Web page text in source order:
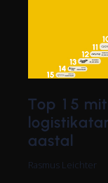
Top 15
aastal
Rasmus Leichter